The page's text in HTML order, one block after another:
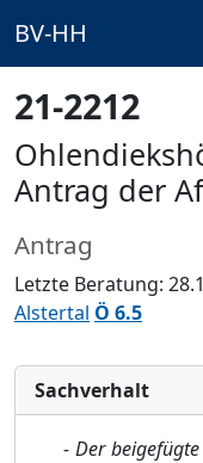
BV-HH
21-2212
Antrag der
Antrag
Letzte Beratung:
Alstertal Ö 6.5
Sachverhalt
- Der